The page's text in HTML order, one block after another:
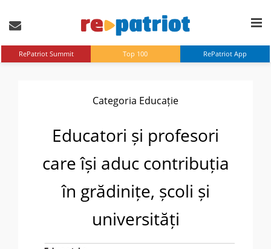
RePatriot Summit Top 100 RePatriot App
Categoria Educație
Educatori și profesori
care își aduc contribuția
în grădinițe, școli și
universități